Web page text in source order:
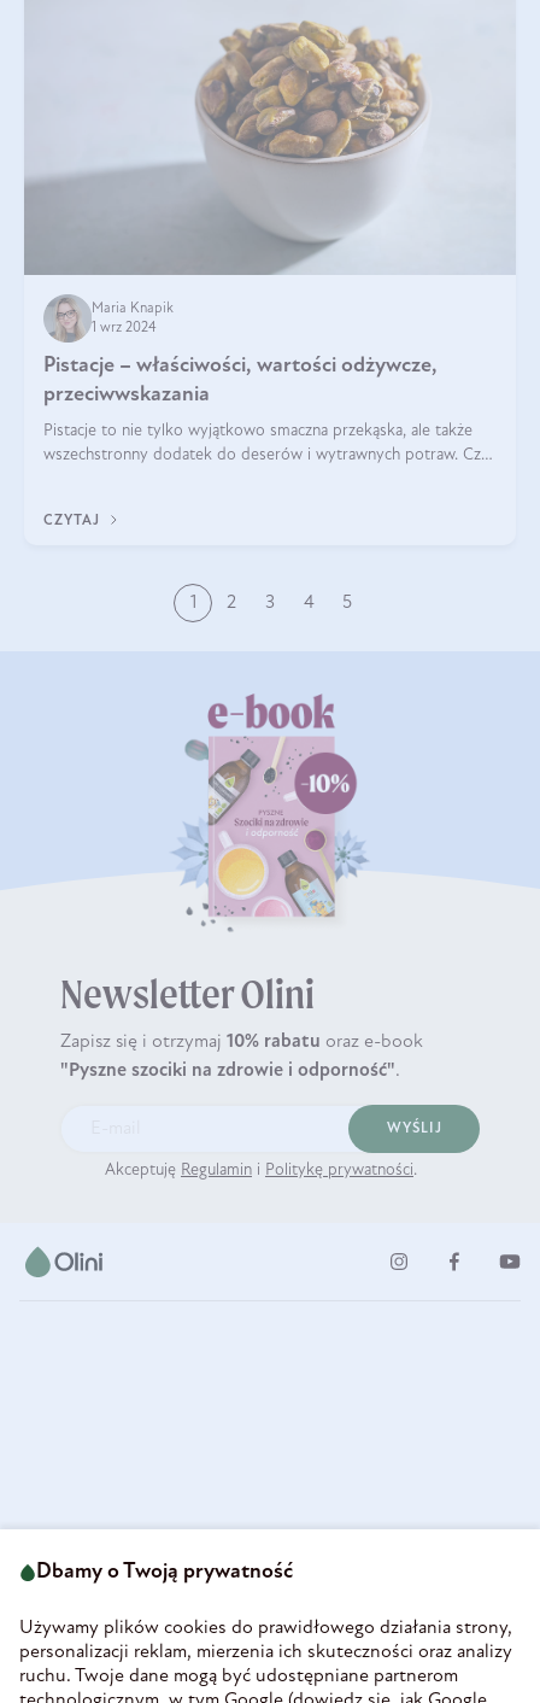
Maria Knapik
1 wrz 2024
Pistacje – właściwości, wartości odżywcze,
przeciwwskazania
Pistacje to nie tylko wyjątkowo smaczna przekąska, ale także
wszechstronny dodatek do deserów i wytrawnych potraw. Czy
CZYTAJ
1 2 3 4 5
Newsletter Olini
Zapisz się i otrzymaj 10% rabatu oraz e-book
"Pyszne szociki na zdrowie i odporność".
WYŚLIJ
Akceptuję Regulamin i Politykę prywatności.
58-160 Świebodzice
REGON 890213034
INFORMACJE
Dbamy o Twoją prywatność
Używamy plików cookies do prawidłowego działania strony,
personalizacji reklam, mierzenia ich skuteczności oraz analizy
ruchu. Twoje dane mogą być udostępniane partnerom